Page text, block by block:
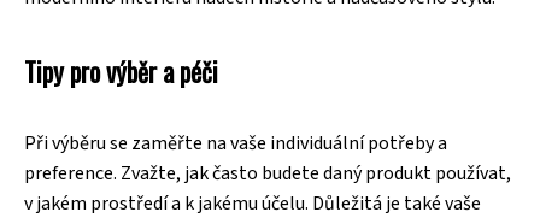
Tipy pro výběr a péči
Při výběru se zaměřte na vaše individuální potřeby a
preference. Zvažte, jak často budete daný produkt používat,
v jakém prostředí a k jakému účelu. Důležitá je také vaše